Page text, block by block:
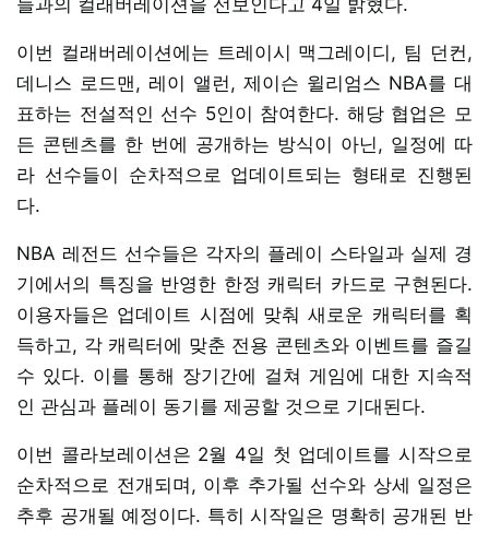
이번 컬래버레이션에는 트레이시 맥그레이디, 팀 던컨,
데니스 로드맨, 레이 앨런, 제이슨 윌리엄스 NBA를 대
표하는 전설적인 선수 5인이 참여한다. 해당 협업은 모
든 콘텐츠를 한 번에 공개하는 방식이 아닌, 일정에 따
라 선수들이 순차적으로 업데이트되는 형태로 진행된
다.
NBA 레전드 선수들은 각자의 플레이 스타일과 실제 경
기에서의 특징을 반영한 한정 캐릭터 카드로 구현된다.
이용자들은 업데이트 시점에 맞춰 새로운 캐릭터를 획
득하고, 각 캐릭터에 맞춘 전용 콘텐츠와 이벤트를 즐길
수 있다. 이를 통해 장기간에 걸쳐 게임에 대한 지속적
인 관심과 플레이 동기를 제공할 것으로 기대된다.
이번 콜라보레이션은 2월 4일 첫 업데이트를 시작으로
순차적으로 전개되며, 이후 추가될 선수와 상세 일정은
추후 공개될 예정이다. 특히 시작일은 명확히 공개된 반